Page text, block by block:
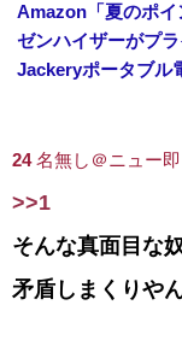
24 名無し＠ニュー即
>>1
そんな真面目な
矛盾しまくりや